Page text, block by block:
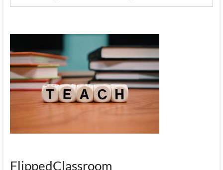
FlippedClassroom